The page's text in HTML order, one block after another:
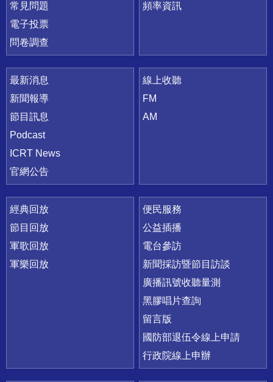
常見問題
電子投票
問卷調查
頻率資訊
最新消息
新聞報導
節目訊息
Podcast
ICRT News
官網公告
線上收聽
FM
AM
經典回放
節目回放
軍歌回放
軍樂回放
便民服務
公益插播
電台參訪
新聞採訪暨節目訪談
廣播訊號收聽量測
黑膠唱片查詢
留言版
國防部退伍令線上申請
行政院線上申辦